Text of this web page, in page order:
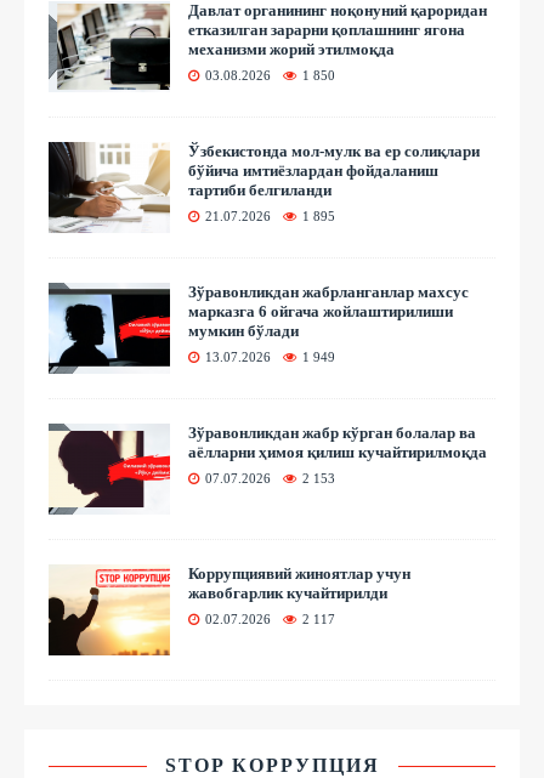
Давлат органининг ноқонуний қароридан
етказилган зарарни қоплашнинг ягона
механизми жорий этилмоқда
03.08.2026 1 850
Ўзбекистонда мол-мулк ва ер солиқлари
бўйича имтиёзлардан фойдаланиш
тартиби белгиланди
21.07.2026 1 895
Зўравонликдан жабрланганлар махсус
марказга 6 ойгача жойлаштирилиши
мумкин бўлади
13.07.2026 1 949
Зўравонликдан жабр кўрган болалар ва
аёлларни ҳимоя қилиш кучайтирилмоқда
07.07.2026 2 153
Коррупциявий жиноятлар учун
жавобгарлик кучайтирилди
02.07.2026 2 117
STOP КОРРУПЦИЯ